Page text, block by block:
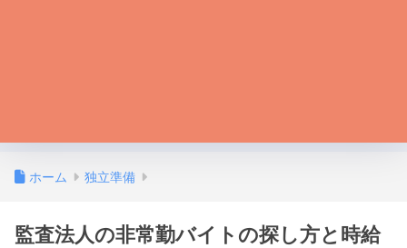
ホーム 独立準備
監査法人の非常勤バイトの探し方と時給